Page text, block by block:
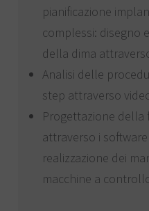
pianificazione
complessi: disegno
della dima
Analisi delle
step attraverso
Progettazione della
attraverso i
realizzazione dei
macchine a